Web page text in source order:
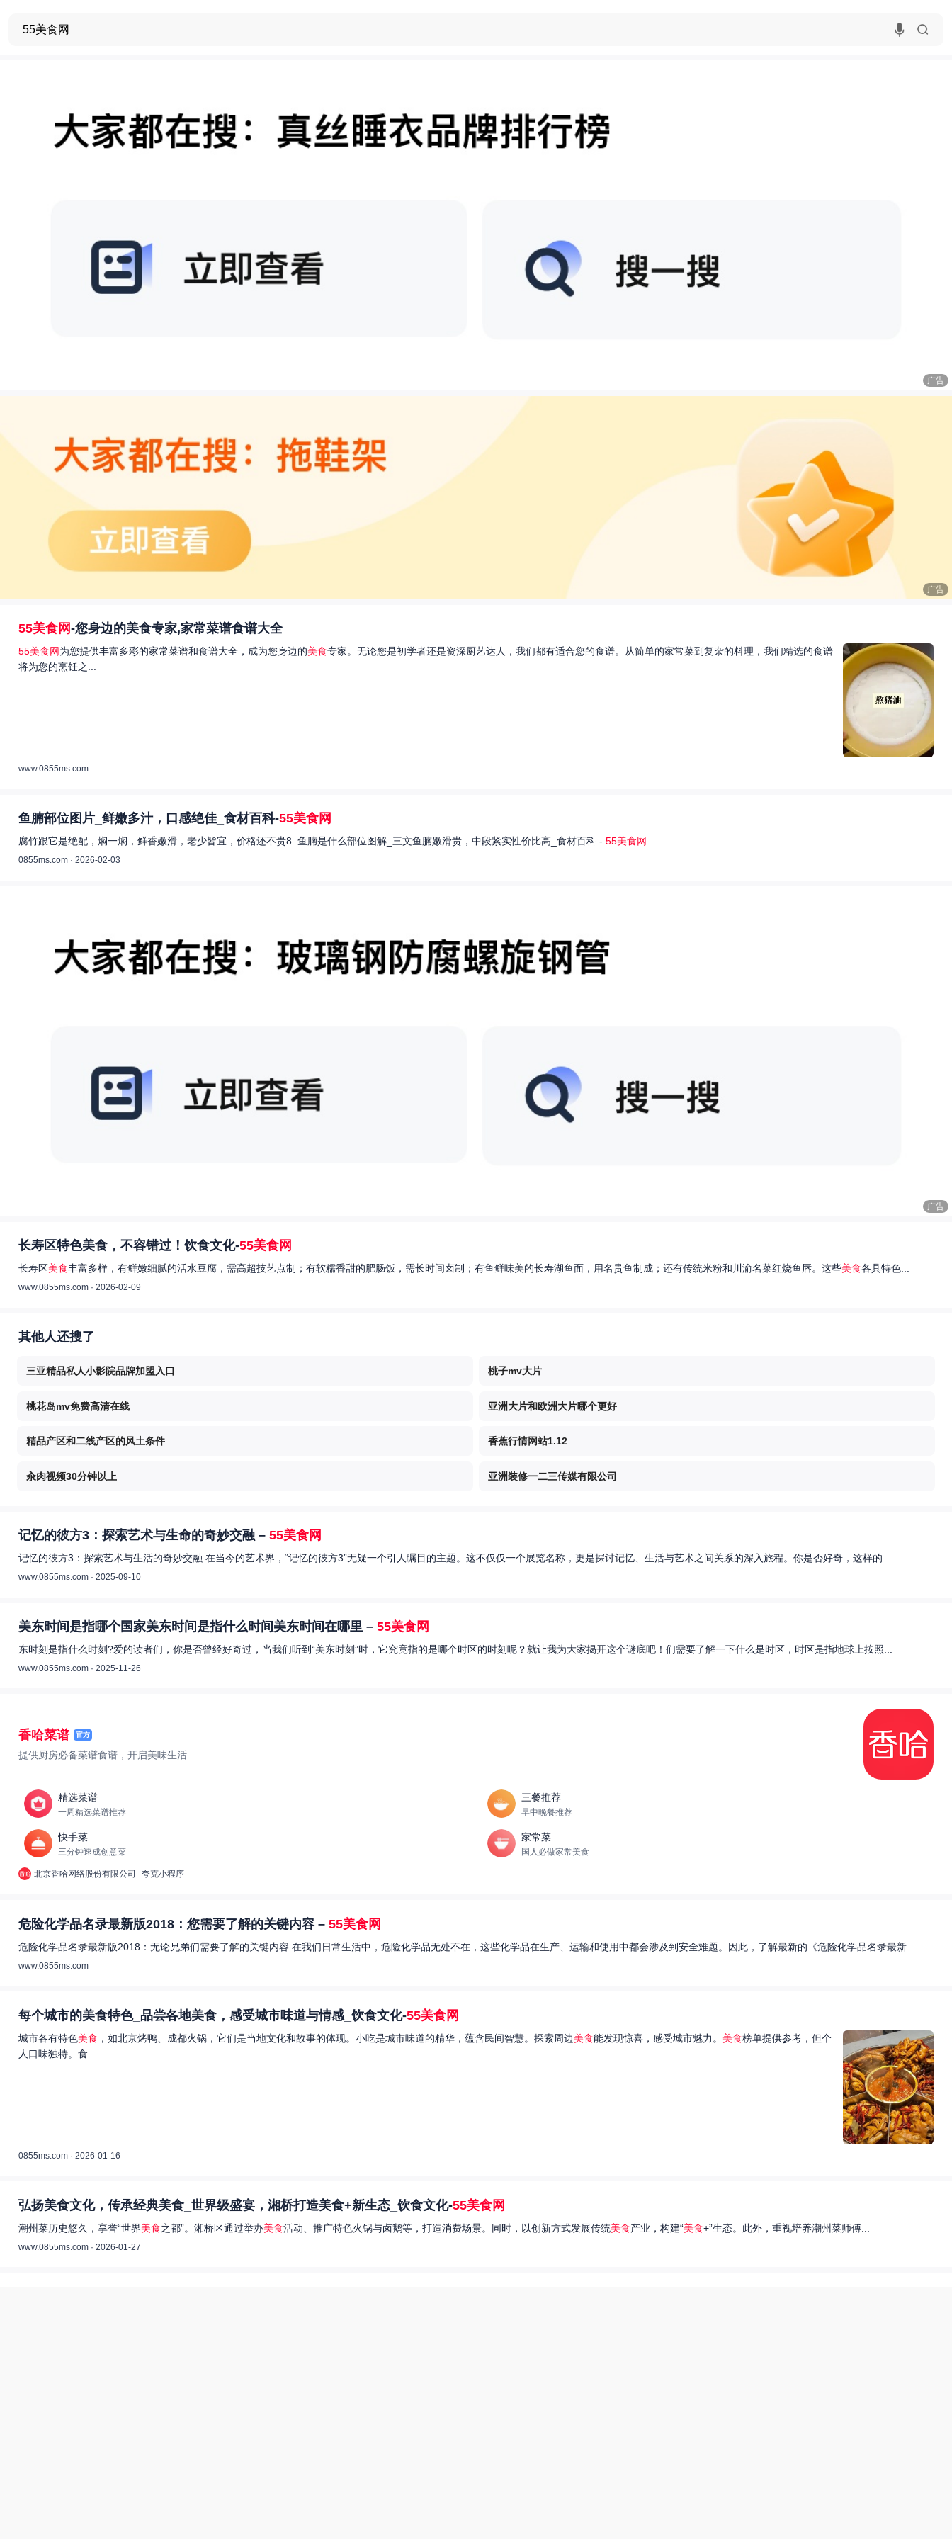
广告
广告
55美食网-您身边的美食专家,家常菜谱食谱大全
55美食网为您提供丰富多彩的家常菜谱和食谱大全，成为您身边的美食专家。无论您是初学者还是资深厨艺达人，我们都有适合您的食谱。从简单的家常菜到复杂的料理，我们精选的食谱
将为您的烹饪之...
www.0855ms.com
鱼腩部位图片_鲜嫩多汁，口感绝佳_食材百科-55美食网
腐竹跟它是绝配，焖一焖，鲜香嫩滑，老少皆宜，价格还不贵8. 鱼腩是什么部位图解_三文鱼腩嫩滑贵，中段紧实性价比高_食材百科 - 55美食网
0855ms.com · 2026-02-03
广告
长寿区特色美食，不容错过！饮食文化-55美食网
长寿区美食丰富多样，有鲜嫩细腻的活水豆腐，需高超技艺点制；有软糯香甜的肥肠饭，需长时间卤制；有鱼鲜味美的长寿湖鱼面，用名贵鱼制成；还有传统米粉和川渝名菜红烧鱼唇。这些美食各具特色...
www.0855ms.com · 2026-02-09
其他人还搜了
三亚精品私人小影院品牌加盟入口 桃子mv大片
桃花岛mv免费高清在线 亚洲大片和欧洲大片哪个更好
精品产区和二线产区的风土条件 香蕉行情网站1.12
汆肉视频30分钟以上 亚洲装修一二三传媒有限公司
记忆的彼方3：探索艺术与生命的奇妙交融 – 55美食网
记忆的彼方3：探索艺术与生活的奇妙交融 在当今的艺术界，“记忆的彼方3”无疑一个引人瞩目的主题。这不仅仅一个展览名称，更是探讨记忆、生活与艺术之间关系的深入旅程。你是否好奇，这样的...
www.0855ms.com · 2025-09-10
美东时间是指哪个国家美东时间是指什么时间美东时间在哪里 – 55美食网
东时刻是指什么时刻?爱的读者们，你是否曾经好奇过，当我们听到“美东时刻”时，它究竟指的是哪个时区的时刻呢？就让我为大家揭开这个谜底吧！们需要了解一下什么是时区，时区是指地球上按照...
www.0855ms.com · 2025-11-26
香哈菜谱 官方
提供厨房必备菜谱食谱，开启美味生活
精选菜谱
一周精选菜谱推荐
三餐推荐
早中晚餐推荐
快手菜
三分钟速成创意菜
家常菜
国人必做家常美食
北京香哈网络股份有限公司 夸克小程序
危险化学品名录最新版2018：您需要了解的关键内容 – 55美食网
危险化学品名录最新版2018：无论兄弟们需要了解的关键内容 在我们日常生活中，危险化学品无处不在，这些化学品在生产、运输和使用中都会涉及到安全难题。因此，了解最新的《危险化学品名录最新...
www.0855ms.com
每个城市的美食特色_品尝各地美食，感受城市味道与情感_饮食文化-55美食网
城市各有特色美食 ，如北京烤鸭、成都火锅，它们是当地文化和故事的体现。小吃是城市味道的精华，蕴含民间智慧。探索周边美食能发现惊喜，感受城市魅力。 美食榜单提供参考，但个
人口味独特。食...
0855ms.com · 2026-01-16
弘扬美食文化，传承经典美食_世界级盛宴，湘桥打造美食+新生态_饮食文化-55美食网
潮州菜历史悠久，享誉“世界美食之都”。湘桥区通过举办美食活动、推广特色火锅与卤鹅等，打造消费场景。同时，以创新方式发展传统美食产业，构建“美食+”生态。此外，重视培养潮州菜师傅...
www.0855ms.com · 2026-01-27